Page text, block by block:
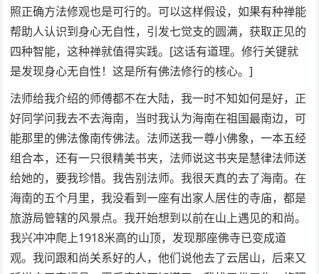
照正确方法修观也是可行的。可以这样假设，如果有种禅能
帮助人认识到身心无自性，引发七觉支的圆满，获取正见的
四种智能，这种禅就值得实践。[这话有道理。修行关键就
是发现身心无自性！这是所有佛法修行的核心。]
法师给我介绍的师傅都不在大陆，我一时不知如何是好，正
好同学问我去不去海南，当时我认为海南在祖国最南边，可
能那里的佛法像南传佛法。法师送我一尊小佛象，一本五经
组合本，还有一只很精美书夹，法师说这书夹是慧律法师送
给她的，要我珍惜。我告别法师。我很天真的去了海南。在
海南的五个月里，我没看到一座有出家人居住的寺庙，都是
旅游局管辖的风景点。我开始想到以前在山上遇见的和尚。
我兴冲冲爬上1918米高的山顶，发现那座佛寺已变成道
观。我问跟和尚关系好的人，他们说他去了云居山，后来又